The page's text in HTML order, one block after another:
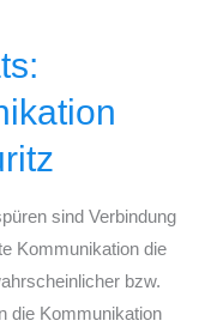
sind Verbindung
Kommunikation die
bzw.
die Kommunikation